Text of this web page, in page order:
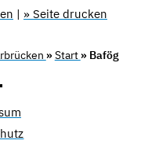
| » Seite drucken
»Start » Bafög